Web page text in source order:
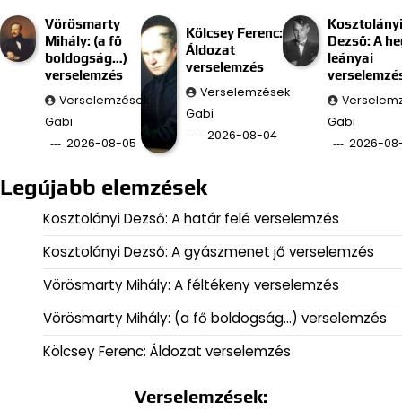
Vörösmarty
Mihály: (a fő
boldogság…)
verselemzés
Verselemzések
Gabi
2026-08-05
Kölcsey Ferenc:
Áldozat
verselemzés
Verselemzések
Gabi
2026-08-04
Kosztolányi
Dezső: A
leányai
Gabi
2026-
Legújabb elemzések
Kosztolányi Dezső: A határ felé verselemzés
Kosztolányi Dezső: A gyászmenet jő verselemzés
Vörösmarty Mihály: A féltékeny verselemzés
Vörösmarty Mihály: (a fő boldogság…) verselemzés
Kölcsey Ferenc: Áldozat verselemzés
Verselemzések: